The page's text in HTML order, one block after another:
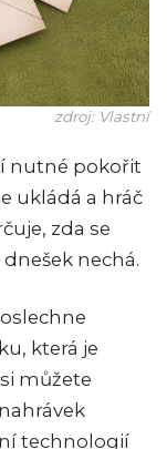
zdroj: Vlastní
nutné pokořit
ukládá a hráč
zda se
nechá.
která je
můžete
technologií